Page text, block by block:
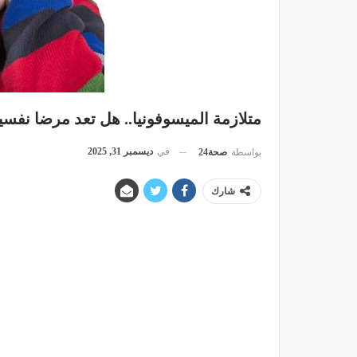
متلازمة الميسوفونيا.. هل تعد مرضا
بواسطة صحة24 في ديسمبر 31, 2025
شارك